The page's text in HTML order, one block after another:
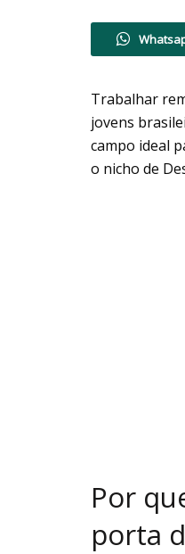
Trabalhar
jovens
campo ideal
o nicho de
Por
porta